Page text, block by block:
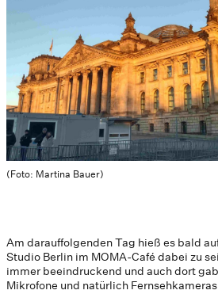
(Foto: Martina Bauer)
Am darauffolgenden Tag hieß es bald
Studio Berlin im MOMA-Café dabei zu
immer beeindruckend und auch dort
Mikrofone und natürlich